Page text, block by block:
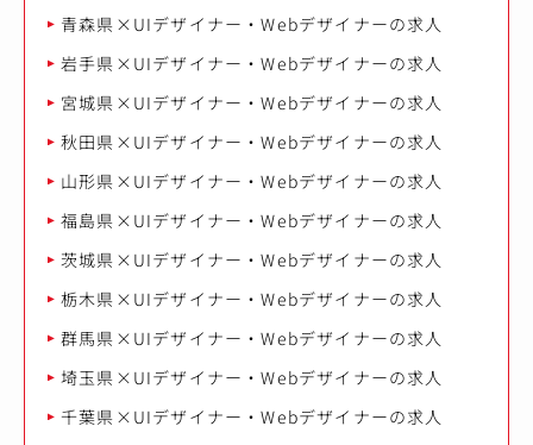
青森県×UIデザイナー・Webデザイナーの求人
岩手県×UIデザイナー・Webデザイナーの求人
宮城県×UIデザイナー・Webデザイナーの求人
秋田県×UIデザイナー・Webデザイナーの求人
山形県×UIデザイナー・Webデザイナーの求人
福島県×UIデザイナー・Webデザイナーの求人
茨城県×UIデザイナー・Webデザイナーの求人
栃木県×UIデザイナー・Webデザイナーの求人
群馬県×UIデザイナー・Webデザイナーの求人
埼玉県×UIデザイナー・Webデザイナーの求人
千葉県×UIデザイナー・Webデザイナーの求人